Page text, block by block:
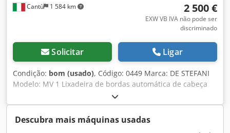
Cantù 1 584 km 2 500 €
EXW VB IVA não pode ser
discriminado
Solicitar Ligar
Condição: bom (usado), Código: 0449 Marca: DE STEFANI
Modelo: MV 1 Lixadeira de bordas automática de cabeça
única, para bordas e perfis de madeira, madeira maciça,
folheada e diversos tipos. Lixadeira para perfis e chanfros
com bloco de lixa intercambiável, com inclinação de -15° a
+90°. Motor de 2 velocidades, rotações por minuto
Descubra mais máquinas usadas